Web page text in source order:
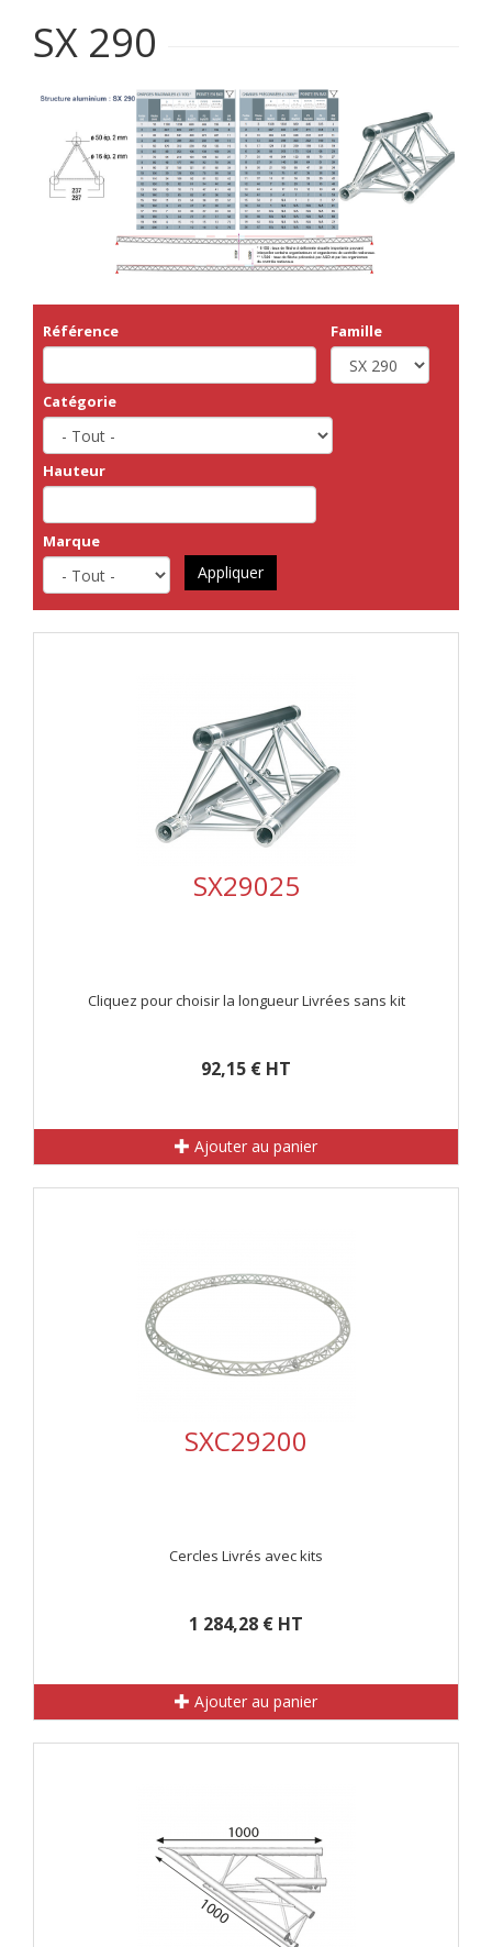
SX 290
Référence Famille
Catégorie
Hauteur
Marque
Appliquer
SX29025
Cliquez pour choisir la longueur Livrées sans kit
92,15 € HT
Ajouter au panier
SXC29200
Cercles Livrés avec kits
1 284,28 € HT
Ajouter au panier